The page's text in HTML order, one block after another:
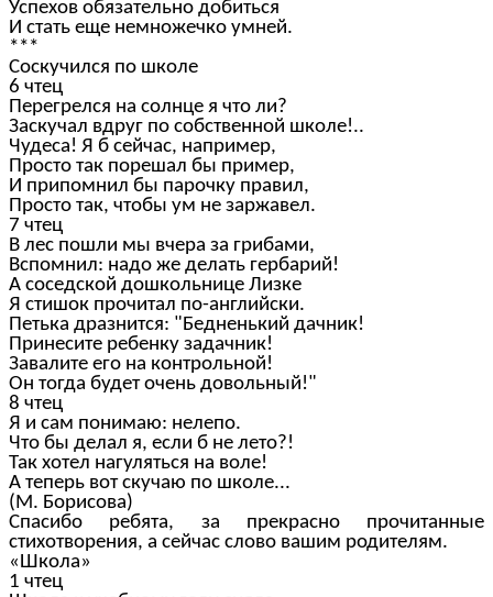
Успехов обязательно добиться
И стать еще немножечко умней.
***
Соскучился по школе
6 чтец
Перегрелся на солнце я что ли?
Заскучал вдруг по собственной школе!..
Чудеса! Я б сейчас, например,
Просто так порешал бы пример,
И припомнил бы парочку правил,
Просто так, чтобы ум не заржавел.
7 чтец
В лес пошли мы вчера за грибами,
Вспомнил: надо же делать гербарий!
А соседской дошкольнице Лизке
Я стишок прочитал по-английски.
Петька дразнится: "Бедненький дачник!
Принесите ребенку задачник!
Завалите его на контрольной!
Он тогда будет очень довольный!"
8 чтец
Я и сам понимаю: нелепо.
Что бы делал я, если б не лето?!
Так хотел нагуляться на воле!
А теперь вот скучаю по школе...
(М. Борисова)
Спасибо ребята, за прекрасно прочитанные
стихотворения, а сейчас слово вашим родителям.
«Школа»
1 чтец